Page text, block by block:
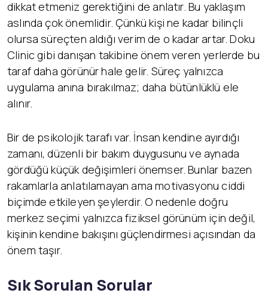
dikkat etmeniz gerektiğini de anlatır. Bu yaklaşım
aslında çok önemlidir. Çünkü kişi ne kadar bilinçli
olursa süreçten aldığı verim de o kadar artar. Doku
Clinic gibi danışan takibine önem veren yerlerde bu
taraf daha görünür hale gelir. Süreç yalnızca
uygulama anına bırakılmaz; daha bütünlüklü ele
alınır.
Bir de psikolojik tarafı var. İnsan kendine ayırdığı
zamanı, düzenli bir bakım duygusunu ve aynada
gördüğü küçük değişimleri önemser. Bunlar bazen
rakamlarla anlatılamayan ama motivasyonu ciddi
biçimde etkileyen şeylerdir. O nedenle doğru
merkez seçimi yalnızca fiziksel görünüm için değil,
kişinin kendine bakışını güçlendirmesi açısından da
önem taşır.
Sık Sorulan Sorular